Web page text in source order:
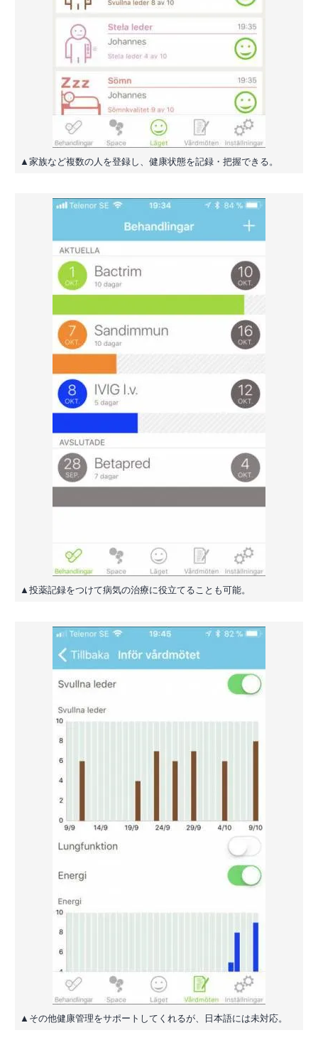
▲家族など複数の人を登録し、健康状態を記録・把握できる。
▲投薬記録をつけて病気の治療に役立てることも可能。
▲その他健康管理をサポートしてくれるが、日本語には未対応。